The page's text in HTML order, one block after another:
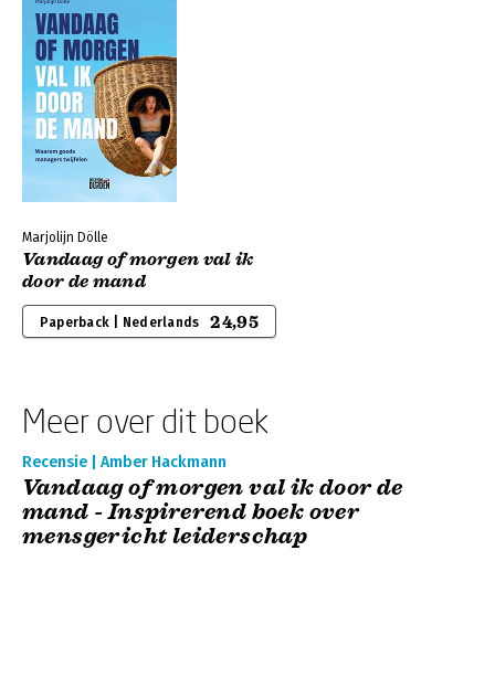
Marjolijn Dölle
Vandaag of morgen val ik
door de mand
Paperback | Nederlands 24,95
Meer over dit boek
Recensie | Amber Hackmann
Vandaag of morgen val ik door de
mand - Inspirerend boek over
mensgericht leiderschap